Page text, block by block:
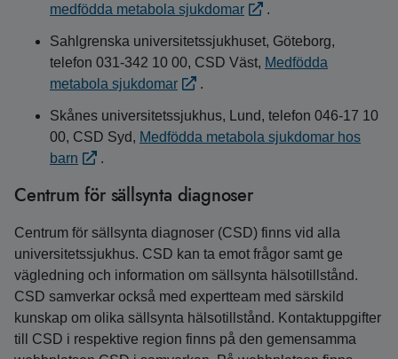
medfödda metabola sjukdomar
.
Sahlgrenska universitetssjukhuset, Göteborg,
telefon 031-342 10 00, CSD Väst, Medfödda
metabola sjukdomar
.
Skånes universitetssjukhus, Lund, telefon 046-17 10
00, CSD Syd, Medfödda metabola sjukdomar hos
barn
.
Centrum för sällsynta diagnoser
Centrum för sällsynta diagnoser (CSD) finns vid alla
universitetssjukhus. CSD kan ta emot frågor samt ge
vägledning och information om sällsynta hälsotillstånd.
CSD samverkar också med expertteam med särskild
kunskap om olika sällsynta hälsotillstånd. Kontaktuppgifter
till CSD i respektive region finns på den gemensamma